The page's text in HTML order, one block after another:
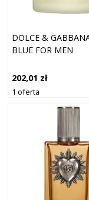
DOLCE &
BLUE FOR MEN
202,01 zł
1 oferta